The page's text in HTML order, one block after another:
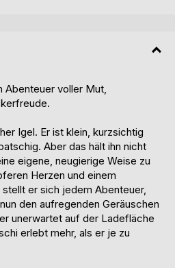
Abenteuer voller Mut,
Igel. Er ist klein, kurzsichtig
Aber das hält ihn nicht
eigene, neugierige Weise zu
Herzen und einem
er sich jedem Abenteuer,
den aufregenden Geräuschen
unerwartet auf der Ladefläche
erlebt mehr, als er je zu